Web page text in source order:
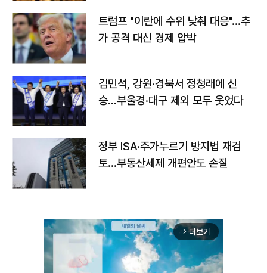
트럼프 "이란에 수위 낮춰 대응"…추
가 공격 대신 경제 압박
김민석, 강원·경북서 정청래에 신
승…부울경·대구 제외 모두 웃었다
정부 ISA·주가누르기 방지법 재검
토…부동산세제 개편안도 손질
arrow_forward_ios 더보기